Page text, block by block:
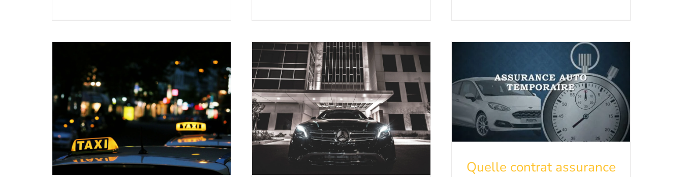
Quelle contrat assurance